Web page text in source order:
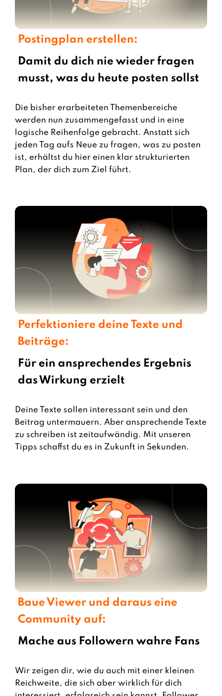
Postingplan erstellen:
Damit du dich nie wieder fragen
musst, was du heute posten sollst
Die bisher erarbeiteten Themenbereiche
werden nun zusammengefasst und in eine
logische Reihenfolge gebracht. Anstatt sich
jeden Tag aufs Neue zu fragen, was zu posten
ist, erhältst du hier einen klar strukturierten
Plan, der dich zum Ziel führt.
Perfektioniere deine Texte und
Beiträge:
Für ein ansprechendes Ergebnis
das Wirkung erzielt
Deine Texte sollen interessant sein und den
Beitrag untermauern. Aber ansprechende Texte
zu schreiben ist zeitaufwändig. Mit unseren
Tipps schaffst du es in Zukunft in Sekunden.
Baue Viewer und daraus eine
Community auf:
Mache aus Followern wahre Fans
Wir zeigen dir, wie du auch mit einer kleinen
Reichweite, die sich aber wirklich für dich